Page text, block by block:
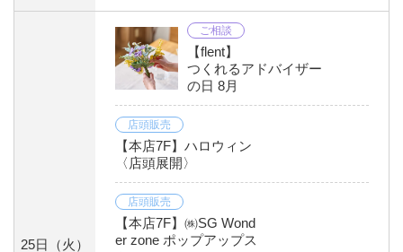
25日 （火）
ご相談
【flent】
つくれるアドバイザー
の日 8月
店頭販売
【本店7F】ハロウィン
〈店頭展開〉
店頭販売
【本店7F】㈱SG Wond
er zone ポップアップス